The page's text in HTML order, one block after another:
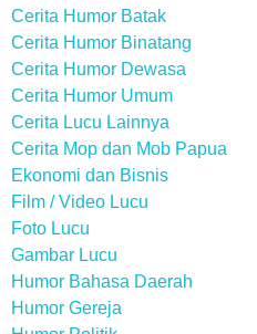
Cerita Humor Batak
Cerita Humor Binatang
Cerita Humor Dewasa
Cerita Humor Umum
Cerita Lucu Lainnya
Cerita Mop dan Mob Papua
Ekonomi dan Bisnis
Film / Video Lucu
Foto Lucu
Gambar Lucu
Humor Bahasa Daerah
Humor Gereja